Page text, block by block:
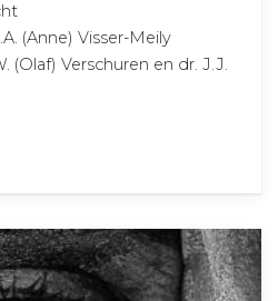
(Anne) Visser-Meily
(Olaf) Verschuren en dr. J.J.